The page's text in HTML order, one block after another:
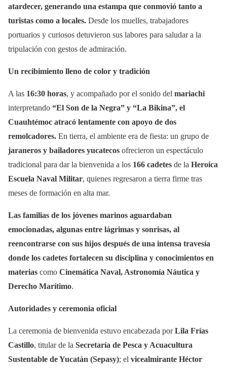
atardecer, generando una estampa que conmovió tanto a
turistas como a locales. Desde los muelles, trabajadores
portuarios y curiosos detuvieron sus labores para saludar a la
tripulación con gestos de admiración.
Un recibimiento lleno de color y tradición
A las 16:30 horas, y acompañado por el sonido del mariachi
interpretando “El Son de la Negra” y “La Bikina”, el
Cuauhtémoc atracó lentamente con apoyo de dos
remolcadores. En tierra, el ambiente era de fiesta: un grupo de
jaraneros y bailadores yucatecos ofrecieron un espectáculo
tradicional para dar la bienvenida a los 166 cadetes de la Heroica
Escuela Naval Militar, quienes regresaron a tierra firme tras
meses de formación en alta mar.
Las familias de los jóvenes marinos aguardaban
emocionadas, algunas entre lágrimas y sonrisas, al
reencontrarse con sus hijos después de una intensa travesía
donde los cadetes fortalecen su disciplina y conocimientos en
materias como Cinemática Naval, Astronomía Náutica y
Derecho Marítimo.
Autoridades y ceremonia oficial
La ceremonia de bienvenida estuvo encabezada porLila Frías
Castillo, titular de la Secretaría de Pesca y Acuacultura
Sustentable de Yucatán (Sepasy); el vicealmirante Héctor